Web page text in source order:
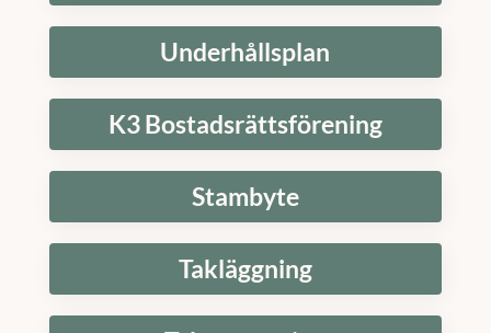
Underhållsplan
K3 Bostadsrättsförening
Stambyte
Takläggning